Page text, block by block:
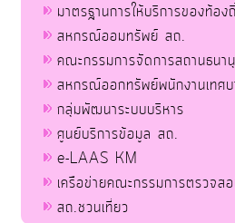
มาตรฐานการให้บริการของท้อง
สหกรณ์ออมทรัพย์ สถ.
คณะกรรมการจัดการสถานธน
สหกรณ์ออกทรัพย์พนักงานเทศบ
กลุ่มพัฒนาระบบบริหาร
ศูนย์บริการข้อมูล สถ.
e-LAAS KM
เครือข่ายคณะกรรมการตรวจส
สถ.ชวนเที่ยว